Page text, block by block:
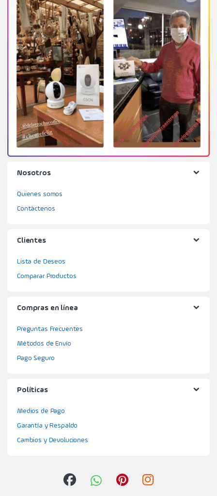
Nosotros
Quienes somos
Contáctenos
Clientes
Lista de Deseos
Comparar Productos
Compras en línea
Preguntas Frecuentes
Métodos de Envío
Pago Seguro
Políticas
Medios de Pago
Garantía y Respaldo
Cambios y Devoluciones